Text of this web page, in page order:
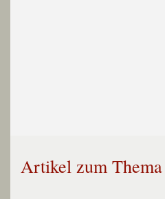
Artikel zum Thema